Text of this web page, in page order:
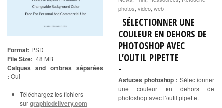
Format: PSD
File Size: 48 MB
Calques and ombres séparées
: Oui
Téléchargez les fichiers
surgraphicdelivery.com
photos, video, web
SÉLECTIONNER UNE
COULEUR EN DEHORS DE
PHOTOSHOP AVEC
L’OUTIL PIPETTE
Astuces photoshop : Sélectionner
une couleur en dehors de
photoshop avec l’outil pipette.